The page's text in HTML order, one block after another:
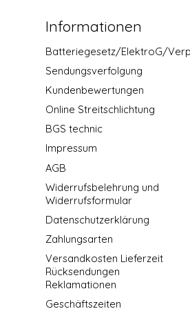
Informationen
Batteriegesetz/ElektroG/
Sendungsverfolgung
Kundenbewertungen
Online Streitschlichtung
BGS technic
Impressum
AGB
Widerrufsbelehrung und
Widerrufsformular
Datenschutzerklärung
Zahlungsarten
Versandkosten Lieferzeit
Rücksendungen
Reklamationen
Geschäftszeiten